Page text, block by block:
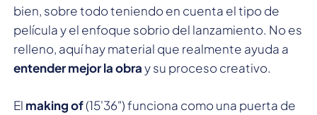
bien, sobre todo teniendo en cuenta el tipo de
película y el enfoque sobrio del lanzamiento. No es
relleno, aquí hay material que realmente ayuda a
entender mejor la obray su proceso creativo.
El making of(15'36") funciona como una puerta de